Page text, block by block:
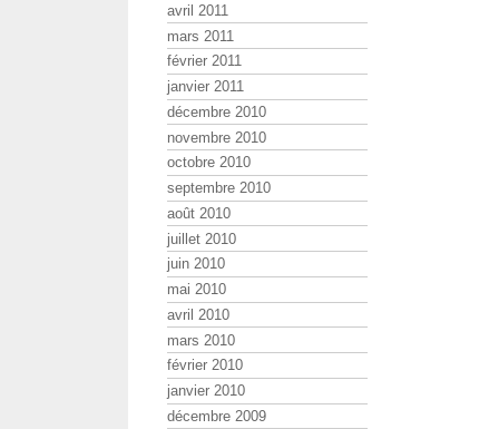
avril 2011
mars 2011
février 2011
janvier 2011
décembre 2010
novembre 2010
octobre 2010
septembre 2010
août 2010
juillet 2010
juin 2010
mai 2010
avril 2010
mars 2010
février 2010
janvier 2010
décembre 2009